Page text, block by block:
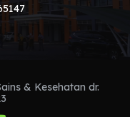
& Kesehatan dr.